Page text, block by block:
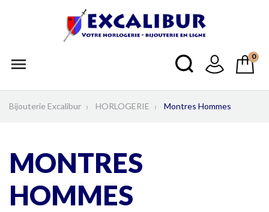
 0
Bijouterie Excalibur HORLOGERIE Montres Hommes
MONTRES
HOMMES